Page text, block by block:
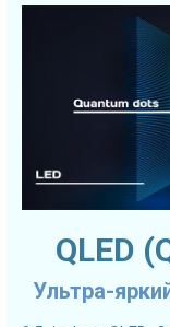
QLED
Ультра-